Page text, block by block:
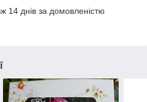
14 днів за домовленістю